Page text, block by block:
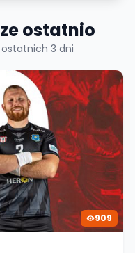
ostatnio
3 dni
909